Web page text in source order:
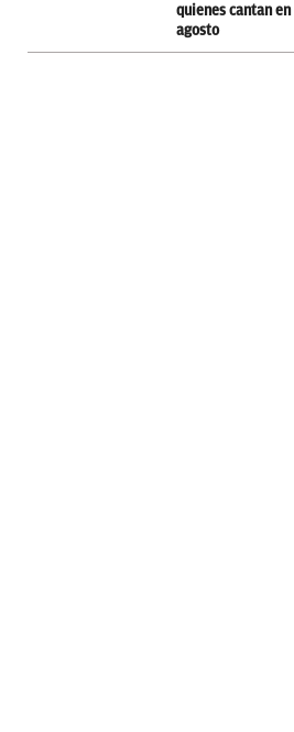
quienes cantan en
agosto